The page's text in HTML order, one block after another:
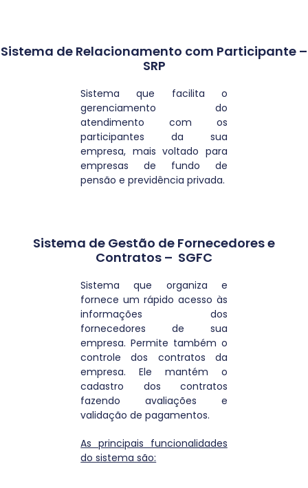
Sistema de Relacionamento com Participante –
SRP
Sistema que facilita o
gerenciamento do
atendimento com os
participantes da sua
empresa, mais voltado para
empresas de fundo de
pensão e previdência privada.
Sistema de Gestão de Fornecedores e
Contratos – SGFC
Sistema que organiza e
fornece um rápido acesso às
informações dos
fornecedores de sua
empresa. Permite também o
controle dos contratos da
empresa. Ele mantém o
cadastro dos contratos
fazendo avaliações e
validação de pagamentos.
As principais funcionalidades
do sistema são: